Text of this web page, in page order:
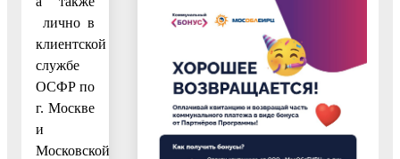
лично в
клиентской
службе
ОСФР по
г. Москве
и
Московской